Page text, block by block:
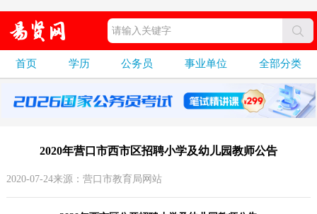
首页 学历 公务员 事业单位 全部分类
2020年营口市西市区招聘小学及幼儿园教师公告
2020-07-24来源：营口市教育局网站